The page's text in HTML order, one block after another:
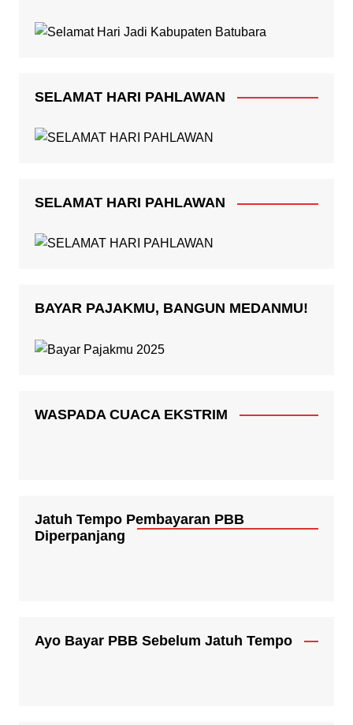
SELAMAT HARI PAHLAWAN
SELAMAT HARI PAHLAWAN
BAYAR PAJAKMU, BANGUN MEDANMU!
WASPADA CUACA EKSTRIM
Jatuh Tempo Pembayaran PBB
Diperpanjang
Ayo Bayar PBB Sebelum Jatuh Tempo